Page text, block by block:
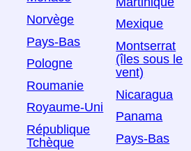
Norvège
Pays-Bas
Pologne
Roumanie
Royaume-Uni
République
Tchèque
Mexique
Montserrat
(îles sous le
vent)
Nicaragua
Panama
Pays-Bas